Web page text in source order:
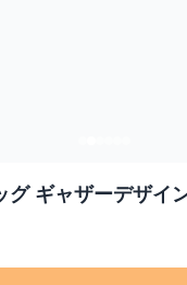
グ ギャザーデザイ